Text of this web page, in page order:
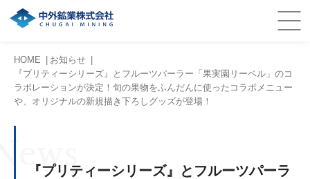
HOME
お知らせ
『プリティーシリーズ』とフルーツパーラー「果実園リーベル」のコ
ラボレーションが決定！旬の果物をふんだんに使ったコラボメニュー
や、オリジナルの新規描き下ろしグッズが登場！
『プリティーシリーズ』とフルーツパーラ